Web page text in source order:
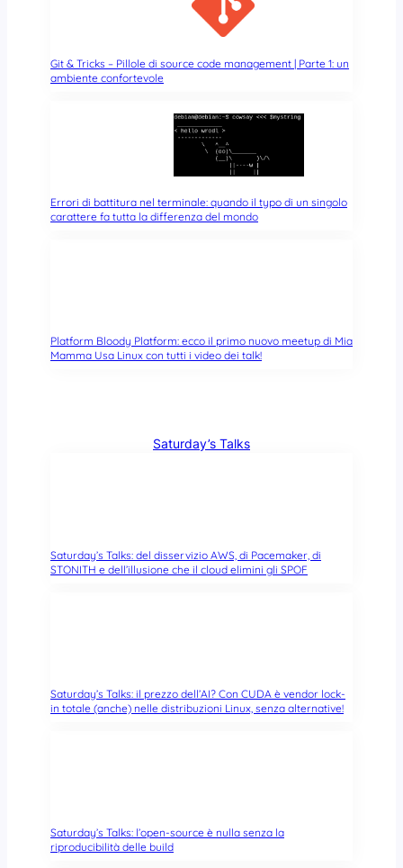
Git & Tricks – Pillole di source code management | Parte 1: un
ambiente confortevole
Errori di battitura nel terminale: quando il typo di un singolo
carattere fa tutta la differenza del mondo
Platform Bloody Platform: ecco il primo nuovo meetup di Mia
Mamma Usa Linux con tutti i video dei talk!
Saturday’s Talks
Saturday’s Talks: del disservizio AWS, di Pacemaker, di
STONITH e dell’illusione che il cloud elimini gli SPOF
Saturday’s Talks: il prezzo dell’AI? Con CUDA è vendor lock-
in totale (anche) nelle distribuzioni Linux, senza alternative!
Saturday’s Talks: l’open-source è nulla senza la
riproducibilità delle build